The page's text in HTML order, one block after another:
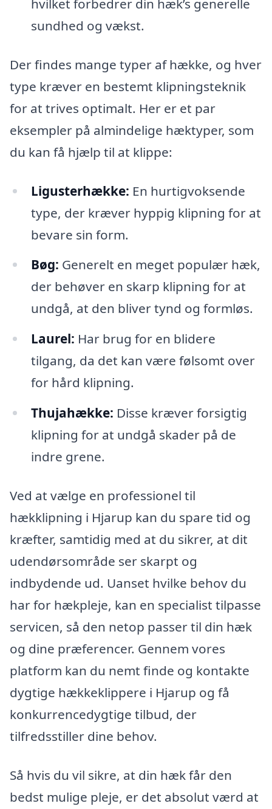
hvilket forbedrer din hæk’s generelle
sundhed og vækst.
Der findes mange typer af hække, og hver
type kræver en bestemt klipningsteknik
for at trives optimalt. Her er et par
eksempler på almindelige hæktyper, som
du kan få hjælp til at klippe:
Ligusterhække: En hurtigvoksende
type, der kræver hyppig klipning for at
bevare sin form.
Bøg: Generelt en meget populær hæk,
der behøver en skarp klipning for at
undgå, at den bliver tynd og formløs.
Laurel: Har brug for en blidere
tilgang, da det kan være følsomt over
for hård klipning.
Thujahække: Disse kræver forsigtig
klipning for at undgå skader på de
indre grene.
Ved at vælge en professionel til
hækklipning i Hjarup kan du spare tid og
kræfter, samtidig med at du sikrer, at dit
udendørsområde ser skarpt og
indbydende ud. Uanset hvilke behov du
har for hækpleje, kan en specialist tilpasse
servicen, så den netop passer til din hæk
og dine præferencer. Gennem vores
platform kan du nemt finde og kontakte
dygtige hækkeklippere i Hjarup og få
konkurrencedygtige tilbud, der
tilfredsstiller dine behov.
Så hvis du vil sikre, at din hæk får den
bedst mulige pleje, er det absolut værd at